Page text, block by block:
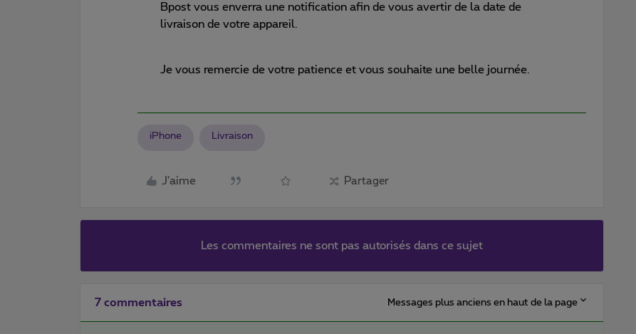
Bpost vous enverra une notification afin de vous avertir de la date de
livraison de votre appareil.
Je vous remercie de votre patience et vous souhaite une belle journée.
iPhone Livraison
J'aime Partager
Les commentaires ne sont pas autorisés dans ce sujet
7 commentaires Messages plus anciens en haut de la page